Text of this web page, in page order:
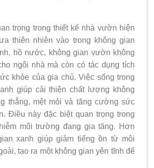
trọng trong thiết kế nhà vườn hiện
thiên nhiên vào trong không gian
hồ nước, không gian vườn không
ngôi nhà mà còn có tác dụng tích
khỏe của gia chủ. Việc sống trong
giúp cải thiện chất lượng không
thẳng, mệt mỏi và tăng cường sức
Điều này đặc biệt quan trọng trong
môi trường đang gia tăng. Hơn
xanh giúp giảm tiếng ồn từ môi
tạo ra một không gian yên tĩnh để